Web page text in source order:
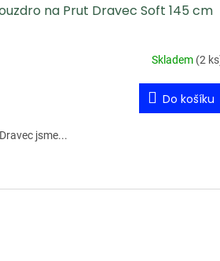
na Prut Dravec Soft 145 cm
Skladem (2 ks
Do košíku
jsme...
v